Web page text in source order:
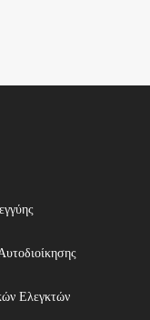
Ελεγκτών